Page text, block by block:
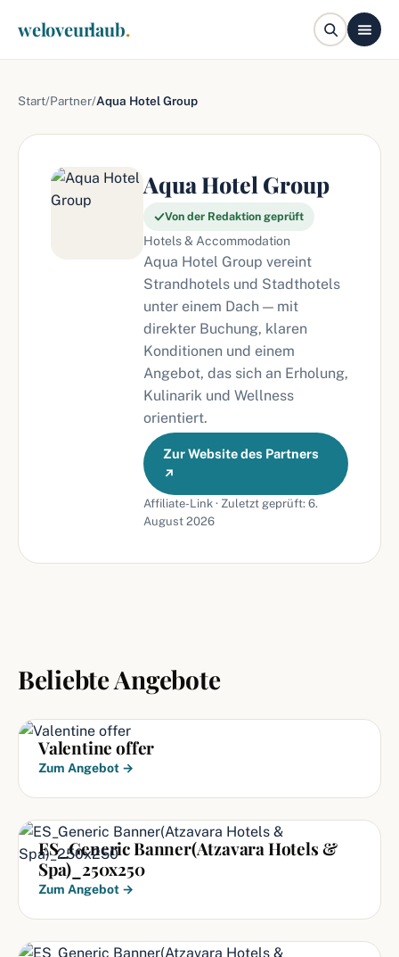
weloveurlaub.
Start/Partner/Aqua Hotel Group
Aqua Hotel Group
Von der Redaktion geprüft
Hotels & Accommodation
Aqua Hotel Group vereint
Strandhotels und Stadthotels
unter einem Dach — mit
direkter Buchung, klaren
Konditionen und einem
Angebot, das sich an Erholung,
Kulinarik und Wellness
orientiert.
Zur Website des Partners
↗
Affiliate-Link · Zuletzt geprüft: 6.
August 2026
Beliebte Angebote
Valentine offer
Zum Angebot →
ES_Generic Banner(Atzavara Hotels &
Spa)_250x250
Zum Angebot →